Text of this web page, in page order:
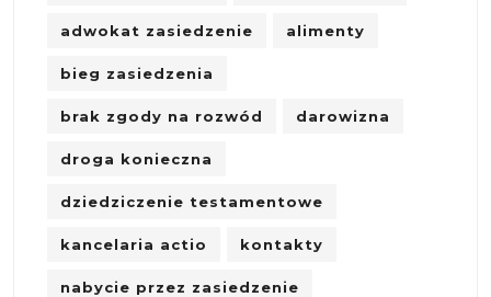
adwokat zasiedzenie alimenty
bieg zasiedzenia
brak zgody na rozwód darowizna
droga konieczna
dziedziczenie testamentowe
kancelaria actio kontakty
nabycie przez zasiedzenie